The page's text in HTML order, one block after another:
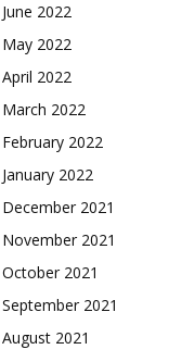
June 2022
May 2022
April 2022
March 2022
February 2022
January 2022
December 2021
November 2021
October 2021
September 2021
August 2021